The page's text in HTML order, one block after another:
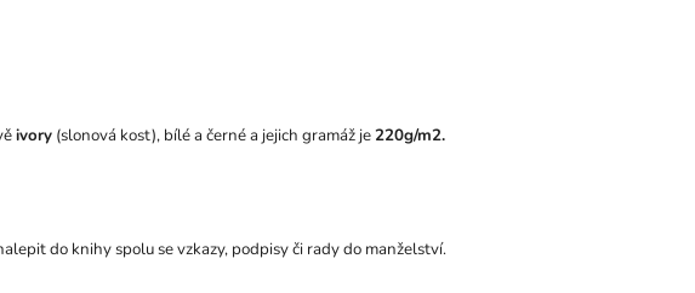
ivory (slonová kost), bílé a černé a jejich gramáž je220g/m2.
do knihy spolu se vzkazy, podpisy či rady do manželství.